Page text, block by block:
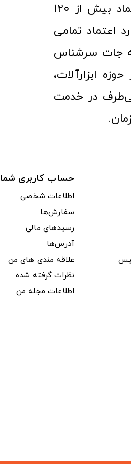
فعالیت در عرصه ابزارآلات و کالاهای صنعتی توانسته مورد اعتماد بیش از ۱۲۰
اعتماد تمامی
جات سرشناس
ابزارآلات،
در خدمت
حساب کاربری شما
اطلاعات شخصی
سفارش‌ها
رسیدهای مالی
آدرس‌ها
علاقه مندی های من
نظرات گرفته شده
اطلاعات مجله من